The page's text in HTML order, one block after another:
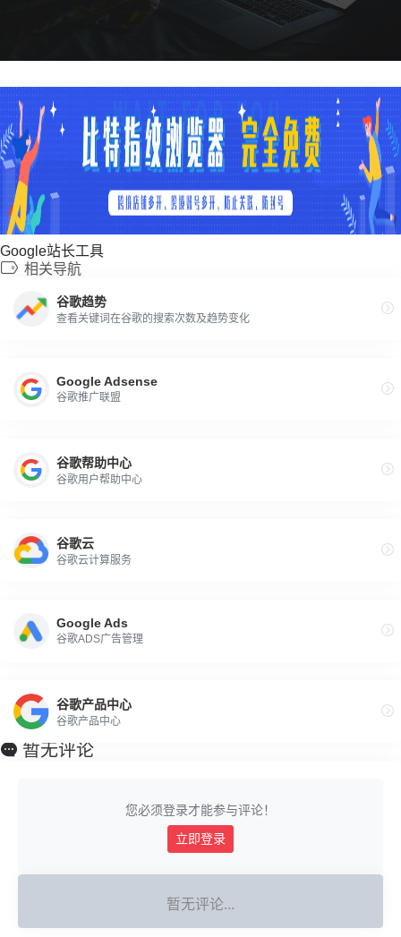
Google站长工具
相关导航
谷歌趋势
查看关键词在谷歌的搜索次数及趋势变化
Google Adsense
谷歌推广联盟
谷歌帮助中心
谷歌用户帮助中心
谷歌云
谷歌云计算服务
Google Ads
谷歌ADS广告管理
谷歌产品中心
谷歌产品中心
暂无评论
您必须登录才能参与评论！
立即登录
暂无评论...